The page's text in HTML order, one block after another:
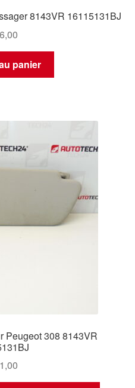
8143VR 16115131BJ
panier
Peugeot 308 8143VR